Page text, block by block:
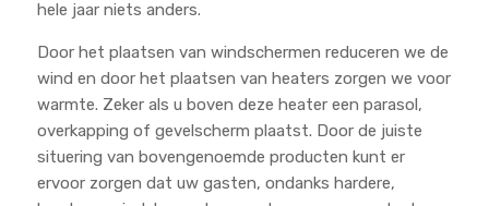
hele jaar niets anders.
Door het plaatsen van windschermen reduceren we de
wind en door het plaatsen van heaters zorgen we voor
warmte. Zeker als u boven deze heater een parasol,
overkapping of gevelscherm plaatst. Door de juiste
situering van bovengenoemde producten kunt er
ervoor zorgen dat uw gasten, ondanks hardere,